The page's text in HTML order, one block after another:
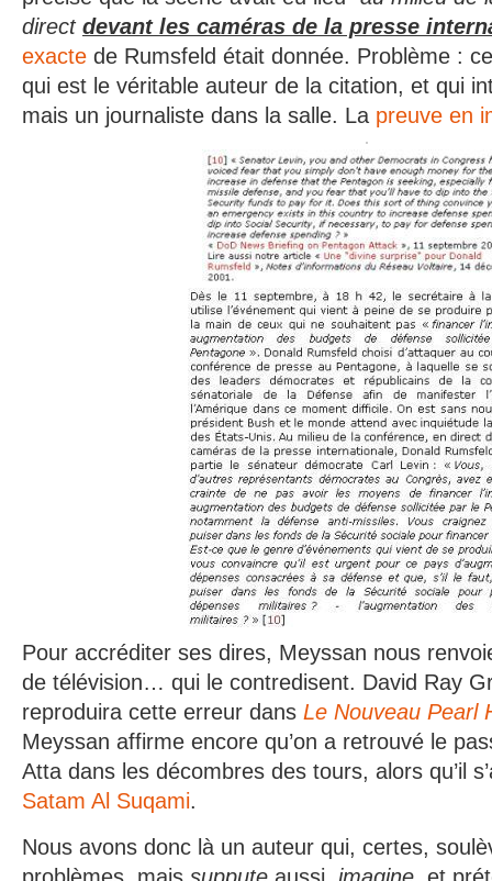
direct devant les caméras de la presse
exacte de Rumsfeld était donnée. Problème :
qui est le véritable auteur de la citation, et qui
mais un journaliste dans la salle. La preuve en
Pour accréditer ses dires, Meyssan nous
de télévision… qui le contredisent. David Ray
reproduira cette erreur dans Le Nouveau Pearl
Meyssan affirme encore qu’on a retrouvé le
Atta dans les décombres des tours, alors qu’il
Satam Al Suqami.
Nous avons donc là un auteur qui, certes,